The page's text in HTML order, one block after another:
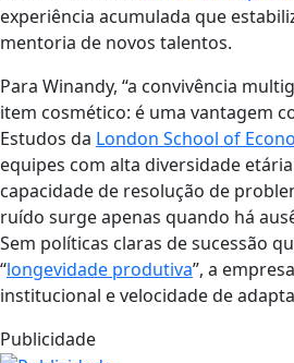
experiência acumulada que
mentoria de novos talentos.
Para Winandy, “a convivência
item cosmético: é uma vantagem
Estudos da London School of
equipes com alta diversidade
capacidade de resolução de
ruído surge apenas quando há
Sem políticas claras de sucessão
“longevidade produtiva”, a
institucional e velocidade de
Publicidade